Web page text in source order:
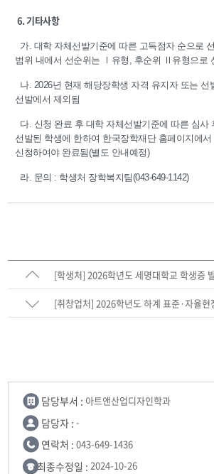
6. 기타사항
가. 대학 자체선발기준에 따른 고득점자 순으로
범위 내에서 선순위는 Ⅰ유형, 후순위 Ⅱ유형으로
나. 2026년 현재 해당장학생 자격 유지자 또는 선
선발에서 제외됨
다. 신청 완료 후 대학 자체선발기준에 따른 심사
선발된 학생에 한하여 한국장학재단 홈페이지에
신청하여야 완료됨(별도 안내예정)
라. 문의 : 학생처 장학복지팀(043-649-1142)
[학생처] 2026학년도 세명대학교 학생증
[취창업처] 2026학년도 하계 표준·자율현
담당부서 : 아트앤산업디자인학과
담당자 : -
연락처 : 043-649-1436
최종수정일 : 2024-10-26